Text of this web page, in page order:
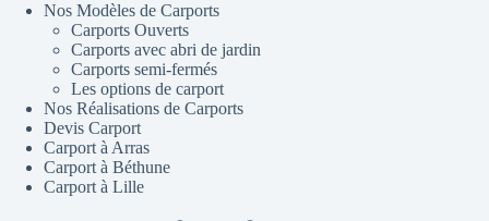
Nos Modèles de Carports
Carports Ouverts
Carports avec abri de jardin
Carports semi-fermés
Les options de carport
Nos Réalisations de Carports
Devis Carport
Carport à Arras
Carport à Béthune
Carport à Lille